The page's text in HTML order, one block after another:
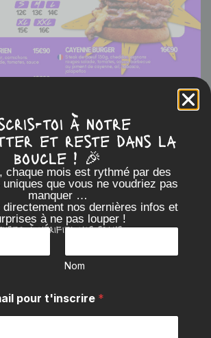
toi à notre
et reste dans la
boucle ! 🎉
chaque mois est rythmé par des
que vous ne voudriez pas
manquer …
nos dernières infos et
à ne pas louper !
à vérifier vos spams
Nom
pour t'inscrire *